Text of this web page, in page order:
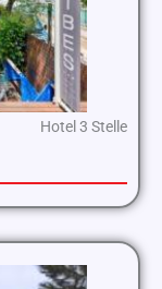
Hotel 3 Stelle